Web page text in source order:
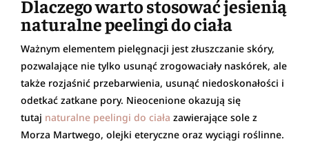
Dlaczego warto stosować jesienią
naturalne peelingi do ciała
Ważnym elementem pielęgnacji jest złuszczanie skóry,
pozwalające nie tylko usunąć zrogowaciały naskórek, ale
także rozjaśnić przebarwienia, usunąć niedoskonałości i
odetkać zatkane pory. Nieocenione okazują się
tutaj naturalne peelingi do ciała zawierające sole z
Morza Martwego, olejki eteryczne oraz wyciągi roślinne.